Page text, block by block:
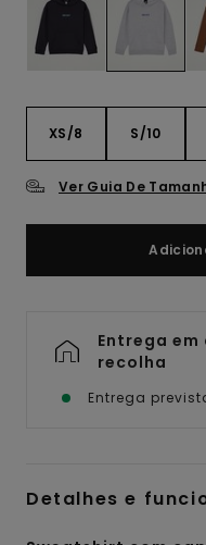
XS/8 S/10
Ver Guia De
Entrega
recolha
Entrega
Detalhes e